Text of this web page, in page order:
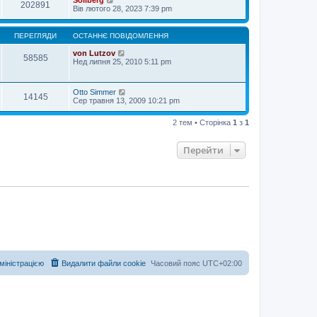
н
я
о
м
л
е
н
н
о
і
д
о
м
л
е
н
я
н
є
п
в
і
д
м
л
е
н
н
о
с
т
а
н
н
є
в
і
д
о
202891
Вів лютого 28, 2023 7:39 pm
ПЕРЕГЛЯДИ ОСТАННЄ ПОВІДОМЛЕННЯ
58585
von Lutzov
Нед липня 25, 2010 5:11 pm
14145
Otto Simmer
Сер травня 13, 2009 10:21 pm
2 тем • Сторінка 1 з 1
Перейти
Часовий пояс UTC+02:00
Видалити файли cookie